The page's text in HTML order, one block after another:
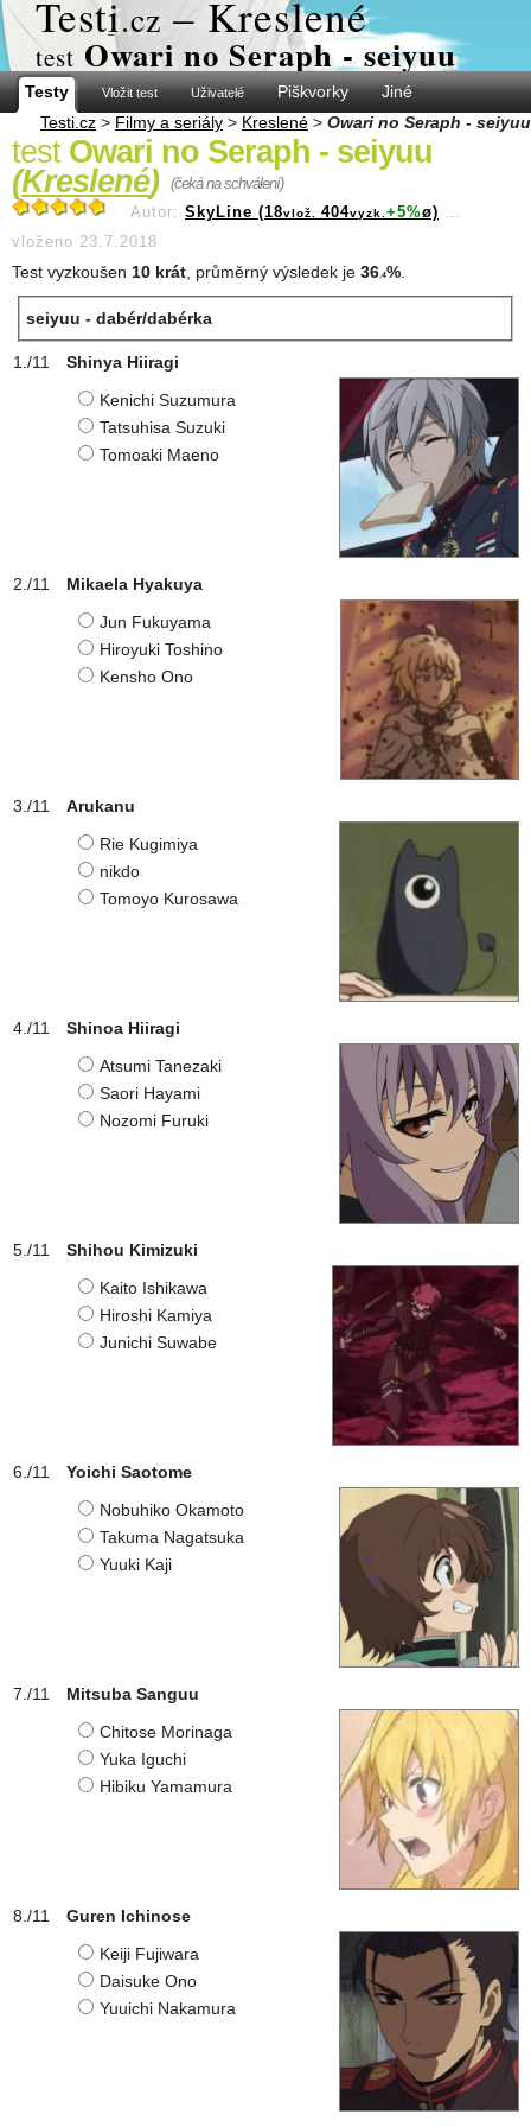
Testi.cz – Kreslené
test Owari no Seraph - seiyuu
Testy Vložit test Uživatelé Piškvorky
Jiné
Testi.cz > Filmy a seriály > Kreslené > Owari no Seraph - seiyuu
test Owari no Seraph - seiyuu
(Kreslené) (čeká na schválení)
Autor: SkyLine (18vlož. 404vyzk.+5%ø) ...
vloženo 23.7.2018
Test vyzkoušen 10 krát, průměrný výsledek je 36.4%.
seiyuu - dabér/dabérka
Shinya Hiiragi
Kenichi Suzumura
Tatsuhisa Suzuki
Tomoaki Maeno
Mikaela Hyakuya
Jun Fukuyama
Hiroyuki Toshino
Kensho Ono
Arukanu
Rie Kugimiya
nikdo
Tomoyo Kurosawa
Shinoa Hiiragi
Atsumi Tanezaki
Saori Hayami
Nozomi Furuki
Shihou Kimizuki
Kaito Ishikawa
Hiroshi Kamiya
Junichi Suwabe
Yoichi Saotome
Nobuhiko Okamoto
Takuma Nagatsuka
Yuuki Kaji
Mitsuba Sanguu
Chitose Morinaga
Yuka Iguchi
Hibiku Yamamura
Guren Ichinose
Keiji Fujiwara
Daisuke Ono
Yuuichi Nakamura